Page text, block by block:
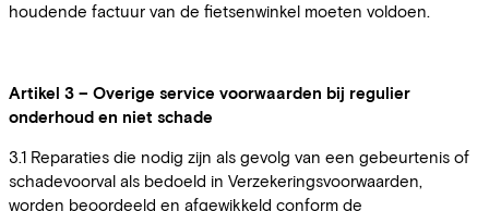
houdende factuur van de fietsenwinkel moeten voldoen.
Artikel 3 – Overige service voorwaarden bij regulier
onderhoud en niet schade
3.1 Reparaties die nodig zijn als gevolg van een gebeurtenis of
schadevoorval als bedoeld in Verzekeringsvoorwaarden,
worden beoordeeld en afgewikkeld conform de